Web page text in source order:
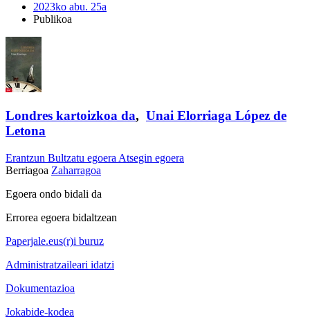
2023ko abu. 25a
Publikoa
Londres kartoizkoa da, Unai Elorriaga López de
Letona
Erantzun Bultzatu egoera Atsegin egoera
Berriagoa Zaharragoa
Egoera ondo bidali da
Errorea egoera bidaltzean
Paperjale.eus(r)i buruz
Administratzaileari idatzi
Dokumentazioa
Jokabide-kodea